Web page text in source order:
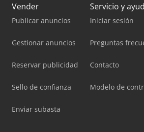
Vender
Publicar anuncios
Gestionar anuncios
Reservar publicidad
Sello de confianza
Enviar subasta
Servicio y
Iniciar sesión
Preguntas
Contacto
Modelo de